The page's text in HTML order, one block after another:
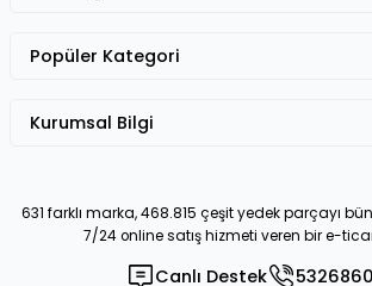
631 farklı marka, 468.815 çeşit yedek parçayı
7/24 online satış hizmeti veren bir e-
Canlı Destek
Popüler Kategori
Kurumsal Bilgi